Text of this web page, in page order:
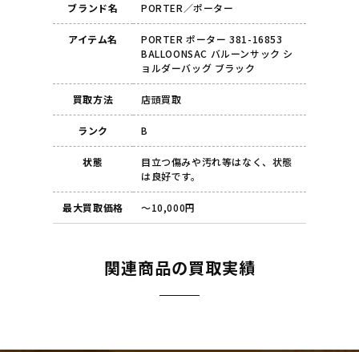
ブランド名 PORTER／ポーター
アイテム名
PORTER ポーター 381-16853
BALLOONSAC バルーンサック シ
ョルダーバッグ ブラック
買取方法 店頭買取
ランク B
状態
目立つ傷みや汚れ等はなく、状態
は良好です。
最大買取価格 ～10,000円
関連商品の買取実績